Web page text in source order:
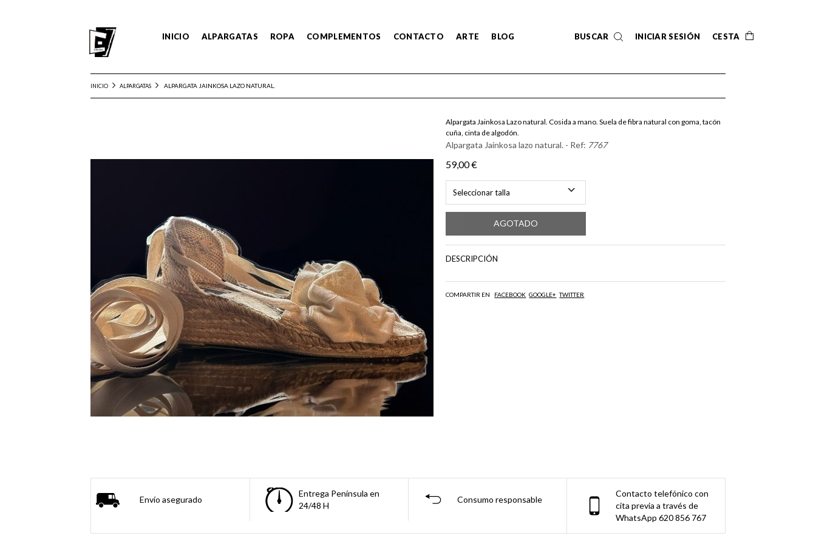
INICIO ALPARGATAS ROPA COMPLEMENTOS CONTACTO ARTE BLOG BUSCAR INICIAR SESIÓN CESTA
INICIO ALPARGATAS ALPARGATA JAINKOSA LAZO NATURAL.
Alpargata Jainkosa Lazo natural. Cosida a mano. Suela de fibra natural con goma, tacón
cuña, cinta de algodón.
Alpargata Jainkosa lazo natural. - Ref: 7767
59,00 €
Seleccionar talla
AGOTADO
DESCRIPCIÓN
COMPARTIR EN FACEBOOK GOOGLE+ TWITTER
Envío asegurado
Entrega Península en
24/48 H
Consumo responsable
Contacto telefónico con
cita previa a través de
WhatsApp 620 856 767